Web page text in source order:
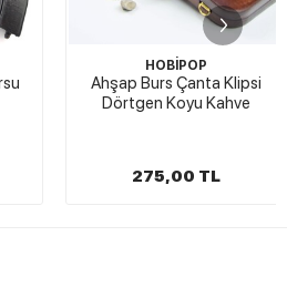
HOBİPOP
Ahşap Burs Çanta Klipsi
Dörtgen Koyu Kahve
275,00 TL